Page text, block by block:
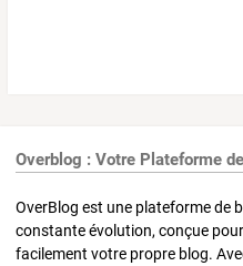
Overblog : Votre Plateforme
OverBlog est une plateforme de
constante évolution, conçue
facilement votre propre blog.